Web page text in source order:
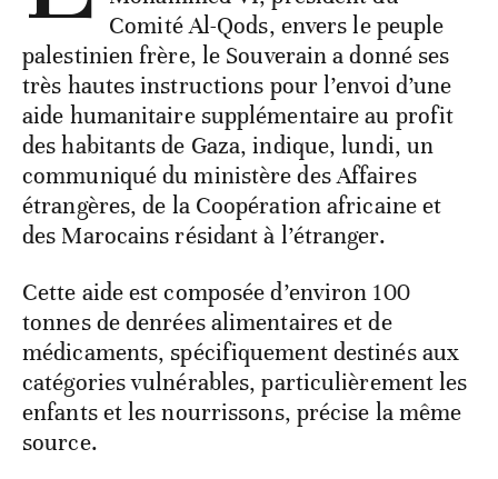
Comité Al-Qods, envers le peuple
palestinien frère, le Souverain a donné ses
très hautes instructions pour l’envoi d’une
aide humanitaire supplémentaire au profit
des habitants de Gaza, indique, lundi, un
communiqué du ministère des Affaires
étrangères, de la Coopération africaine et
des Marocains résidant à l’étranger.
Cette aide est composée d’environ 100
tonnes de denrées alimentaires et de
médicaments, spécifiquement destinés aux
catégories vulnérables, particulièrement les
enfants et les nourrissons, précise la même
source.